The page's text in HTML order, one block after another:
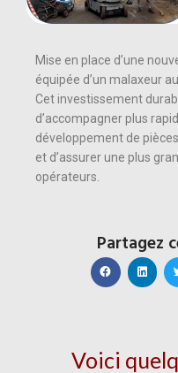
Mise en place d’une
équipée d’un malaxeur
Cet investissement
d’accompagner plus
développement de
et d’assurer une plus
opérateurs.
Partagez
Voici